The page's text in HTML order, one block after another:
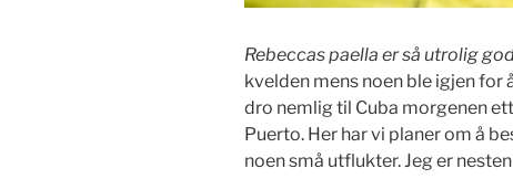
Rebeccas paella er så utrolig
kvelden mens noen ble igjen for
dro nemlig til Cuba morgenen
Puerto. Her har vi planer om å
noen små utflukter. Jeg er